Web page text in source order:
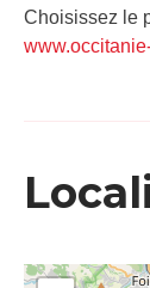
Choisissez le